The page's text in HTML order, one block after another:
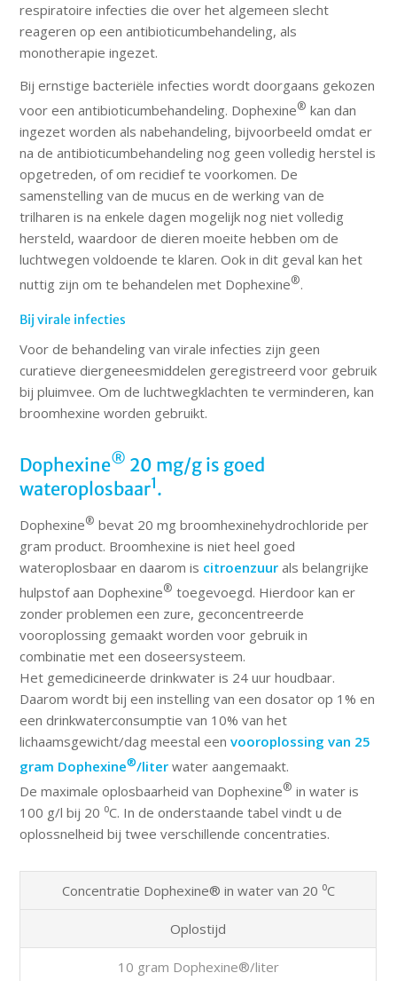
respiratoire infecties die over het algemeen slecht
reageren op een antibioticumbehandeling, als
monotherapie ingezet.
Bij ernstige bacteriële infecties wordt doorgaans gekozen
voor een antibioticumbehandeling. Dophexine® kan dan
ingezet worden als nabehandeling, bijvoorbeeld omdat er
na de antibioticumbehandeling nog geen volledig herstel is
opgetreden, of om recidief te voorkomen. De
samenstelling van de mucus en de werking van de
trilharen is na enkele dagen mogelijk nog niet volledig
hersteld, waardoor de dieren moeite hebben om de
luchtwegen voldoende te klaren. Ook in dit geval kan het
nuttig zijn om te behandelen met Dophexine®.
Bij virale infecties
Voor de behandeling van virale infecties zijn geen
curatieve diergeneesmiddelen geregistreerd voor gebruik
bij pluimvee. Om de luchtwegklachten te verminderen, kan
broomhexine worden gebruikt.
Dophexine® 20 mg/g is goed
wateroplosbaar1.
Dophexine® bevat 20 mg broomhexinehydrochloride per
gram product. Broomhexine is niet heel goed
wateroplosbaar en daarom is citroenzuur als belangrijke
hulpstof aan Dophexine® toegevoegd. Hierdoor kan er
zonder problemen een zure, geconcentreerde
vooroplossing gemaakt worden voor gebruik in
combinatie met een doseersysteem.
Het gemedicineerde drinkwater is 24 uur houdbaar.
Daarom wordt bij een instelling van een dosator op 1% en
een drinkwaterconsumptie van 10% van het
lichaamsgewicht/dag meestal eenvooroplossing van 25
gram Dophexine®/liter water aangemaakt.
De maximale oplosbaarheid van Dophexine® in water is
100 g/l bij 20 ⁰C. In de onderstaande tabel vindt u de
oplossnelheid bij twee verschillende concentraties.
Concentratie Dophexine® in water van 20 ⁰C
Oplostijd
10 gram Dophexine®/liter